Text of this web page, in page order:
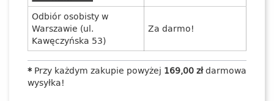
Odbiór osobisty w
Warszawie (ul.
Kawęczyńska 53)
Za darmo!
* Przy każdym zakupie powyżej 169,00 złdarmowa
wysyłka!